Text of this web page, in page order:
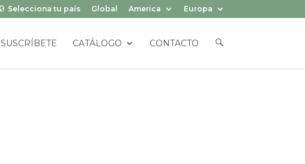
Selecciona tu país Global America Europa
SUSCRÍBETE CATÁLOGO CONTACTO
M